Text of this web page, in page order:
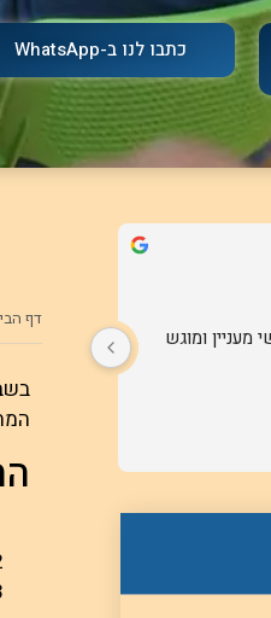
כתבו לנו ב-WhatsApp
דף